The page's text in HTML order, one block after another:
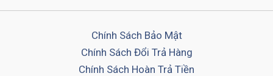
Chính Sách Bảo Mật
Chính Sách Đổi Trả Hàng
Chính Sách Hoàn Trả Tiền